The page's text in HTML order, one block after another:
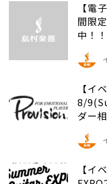
【電
間限
中！！
【イ
8/
ダー
【イ